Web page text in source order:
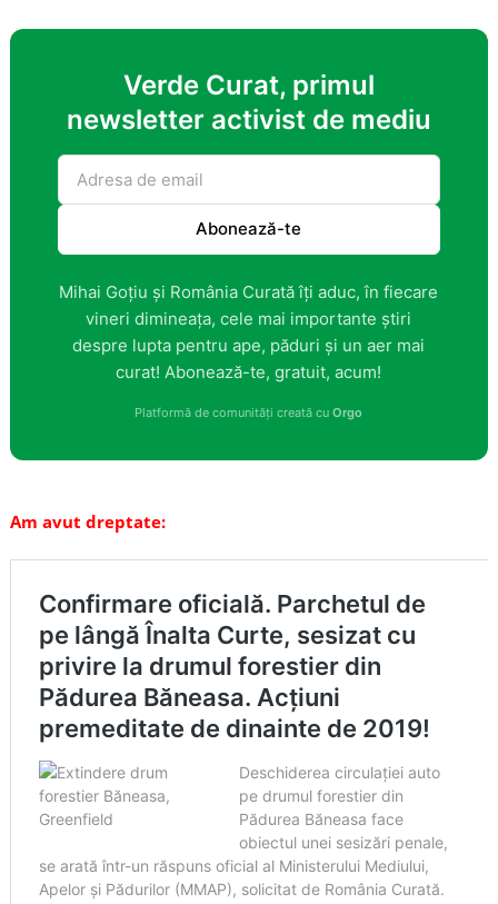
Verde Curat, primul
newsletter activist de mediu
Abonează-te
Mihai Goțiu și România Curată îți aduc, în fiecare
vineri dimineața, cele mai importante știri
despre lupta pentru ape, păduri și un aer mai
curat! Abonează-te, gratuit, acum!
Platformă de comunități creată cuOrgo
Am avut dreptate: